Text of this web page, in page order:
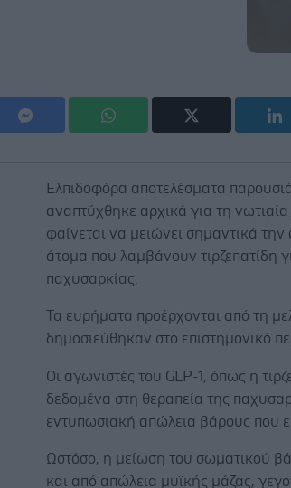
Ελπιδοφόρα αποτελέσματα
αναπτύχθηκε αρχικά για τη
φαίνεται να μειώνει σημαντικά
άτομα που λαμβάνουν τιρζεπατίδη
παχυσαρκίας.
Τα ευρήματα προέρχονται από τη
δημοσιεύθηκαν στο επιστημονικό
Οι αγωνιστές του GLP-1, όπως η
δεδομένα στη θεραπεία της
εντυπωσιακή απώλεια βάρους που
Ωστόσο, η μείωση του σωματικού
και από απώλεια μυϊκής μάζας,